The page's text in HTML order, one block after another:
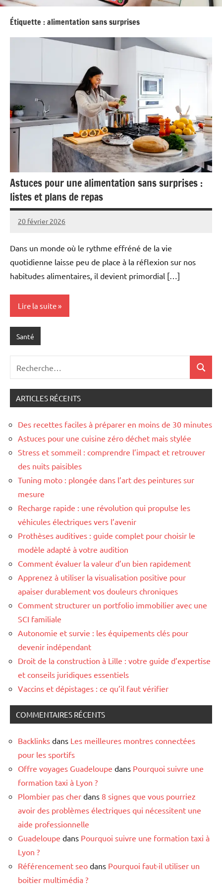
Étiquette :alimentation sans surprises
Astuces pour une alimentation sans surprises :
listes et plans de repas
20 février 2026
Marise
Aucun
Dans un monde où le rythme effréné de la vie
quotidienne laisse peu de place à la réflexion sur nos
habitudes alimentaires, il devient primordial […]
Lire la suite
Santé
pour
:
ARTICLES RÉCENTS
Des recettes faciles à préparer en moins de 30 minutes
Astuces pour une cuisine zéro déchet mais stylée
Stress et sommeil : comprendre l’impact et retrouver
des nuits paisibles
Tuning moto : plongée dans l’art des peintures sur
mesure
Recharge rapide : une révolution qui propulse les
véhicules électriques vers l’avenir
Prothèses auditives : guide complet pour choisir le
modèle adapté à votre audition
Comment évaluer la valeur d’un bien rapidement
Apprenez à utiliser la visualisation positive pour
apaiser durablement vos douleurs chroniques
Comment structurer un portfolio immobilier avec une
SCI familiale
Autonomie et survie : les équipements clés pour
devenir indépendant
Droit de la construction à Lille : votre guide d’expertise
et conseils juridiques essentiels
Vaccins et dépistages : ce qu’il faut vérifier
COMMENTAIRES RÉCENTS
Backlinks dans Les meilleures montres connectées
pour les sportifs
Offre voyages Guadeloupe dans Pourquoi suivre une
formation taxi à Lyon ?
Plombier pas cher dans 8 signes que vous pourriez
avoir des problèmes électriques qui nécessitent une
aide professionnelle
Guadeloupe dans Pourquoi suivre une formation taxi à
Lyon ?
Référencement seo dans Pourquoi faut-il utiliser un
boitier multimédia ?